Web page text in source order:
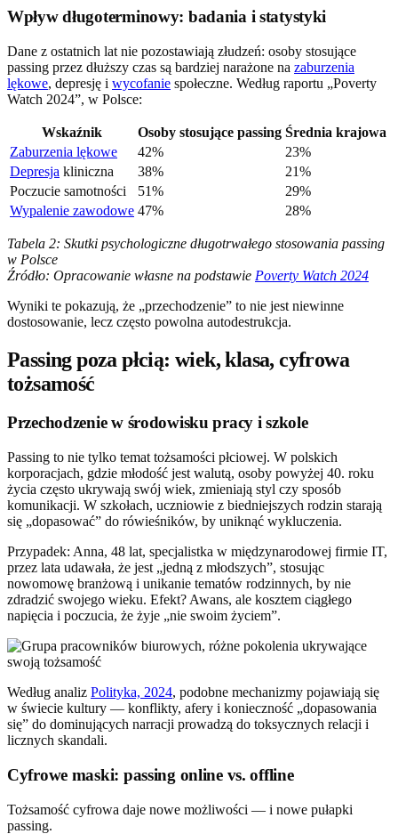
Wpływ długoterminowy: badania i statystyki
Dane z ostatnich lat nie pozostawiają złudzeń: osoby stosujące
passing przez dłuższy czas są bardziej narażone na zaburzenia
lękowe, depresję i wycofanie społeczne. Według raportu „Poverty
Watch 2024”, w Polsce:
Wskaźnik Osoby stosujące passing Średnia krajowa
Zaburzenia lękowe
42%
23%
Depresja kliniczna 38%
21%
Poczucie samotności
51%
29%
Wypalenie zawodowe 47% 28%
Tabela 2: Skutki psychologiczne długotrwałego stosowania passing
w Polsce
Źródło: Opracowanie własne na podstawie Poverty Watch 2024
Wyniki te pokazują, że „przechodzenie” to nie jest niewinne
dostosowanie, lecz często powolna autodestrukcja.
Passing poza płcią: wiek, klasa, cyfrowa
tożsamość
Przechodzenie w środowisku pracy i szkole
Passing to nie tylko temat tożsamości płciowej. W polskich
korporacjach, gdzie młodość jest walutą, osoby powyżej 40. roku
życia często ukrywają swój wiek, zmieniają styl czy sposób
komunikacji. W szkołach, uczniowie z biedniejszych rodzin starają
się „dopasować” do rówieśników, by uniknąć wykluczenia.
Przypadek: Anna, 48 lat, specjalistka w międzynarodowej firmie IT,
przez lata udawała, że jest „jedną z młodszych”, stosując
nowomowę branżową i unikanie tematów rodzinnych, by nie
zdradzić swojego wieku. Efekt? Awans, ale kosztem ciągłego
napięcia i poczucia, że żyje „nie swoim życiem”.
Według analiz Polityka, 2024, podobne mechanizmy pojawiają się
w świecie kultury — konflikty, afery i konieczność „dopasowania
się” do dominujących narracji prowadzą do toksycznych relacji i
licznych skandali.
Cyfrowe maski: passing online vs. offline
Tożsamość cyfrowa daje nowe możliwości — i nowe pułapki
passing.